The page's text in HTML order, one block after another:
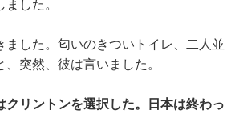
した。
した。匂いのきついトイレ、二人並
突然、彼は言いました。
クリントンを選択した。日本は終わっ